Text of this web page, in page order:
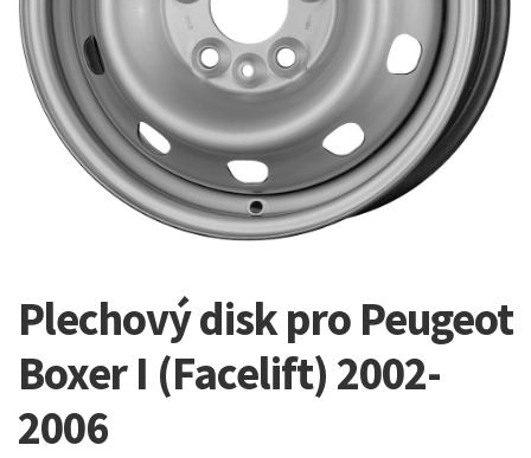
Plechový disk pro Peugeot
Boxer I (Facelift) 2002-
2006